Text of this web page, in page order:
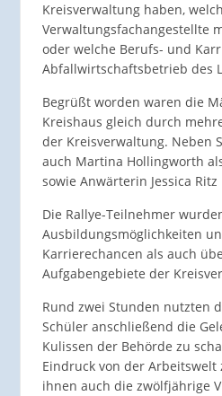
Kreisverwaltung haben,
Verwaltungsfachangestellte
oder welche Berufs- und
Abfallwirtschaftsbetrieb des
Begrüßt worden waren die
Kreishaus gleich durch
der Kreisverwaltung. Neben
auch Martina Hollingworth
sowie Anwärterin Jessica
Die Rallye-Teilnehmer
Ausbildungsmöglichkeiten
Karrierechancen als auch
Aufgabengebiete der
Rund zwei Stunden nutzten
Schüler anschließend die
Kulissen der Behörde zu
Eindruck von der Arbeitswelt
ihnen auch die zwölfjährige